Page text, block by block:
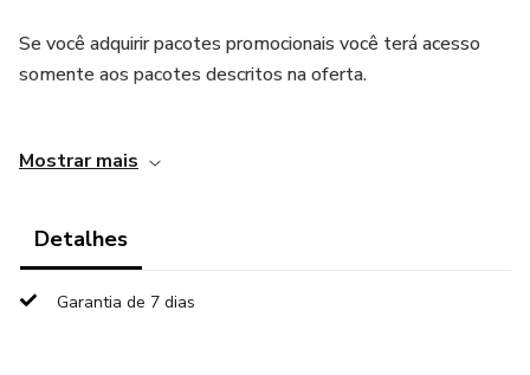
Se você adquirir pacotes promocionais você terá acesso
somente aos pacotes descritos na oferta.
Mostrar mais
Detalhes
Garantia de 7 dias